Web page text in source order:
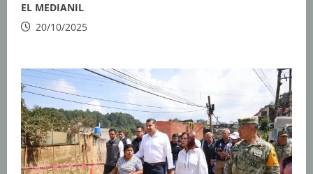
EL MEDIANIL
20/10/2025